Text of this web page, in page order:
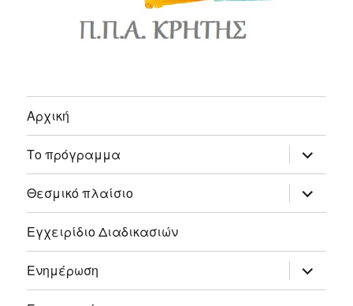
Αρχική
Το πρόγραμμα
expand
child
menu
Θεσμικό πλαίσιο
expand
child
menu
Εγχειρίδιο Διαδικασιών
Ενημέρωση
expand
child
menu